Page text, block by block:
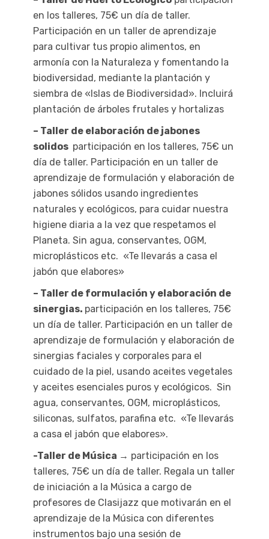
en los talleres, 75€ un día de taller.
Participación en un taller de aprendizaje
para cultivar tus propio alimentos, en
armonía con la Naturaleza y fomentando la
biodiversidad, mediante la plantación y
siembra de «Islas de Biodiversidad». Incluirá
plantación de árboles frutales y hortalizas
– Taller de elaboración de jabones
solidos participación en los talleres, 75€ un
día de taller. Participación en un taller de
aprendizaje de formulación y elaboración de
jabones sólidos usando ingredientes
naturales y ecológicos, para cuidar nuestra
higiene diaria a la vez que respetamos el
Planeta. Sin agua, conservantes, OGM,
microplásticos etc. «Te llevarás a casa el
jabón que elabores»
– Taller de formulación y elaboración de
sinergias. participación en los talleres, 75€
un día de taller. Participación en un taller de
aprendizaje de formulación y elaboración de
sinergias faciales y corporales para el
cuidado de la piel, usando aceites vegetales
y aceites esenciales puros y ecológicos. Sin
agua, conservantes, OGM, microplásticos,
siliconas, sulfatos, parafina etc. «Te llevarás
a casa el jabón que elabores».
-Taller de Música → participación en los
talleres, 75€ un día de taller. Regala un taller
de iniciación a la Música a cargo de
profesores de Clasijazz que motivarán en el
aprendizaje de la Música con diferentes
instrumentos bajo una sesión de